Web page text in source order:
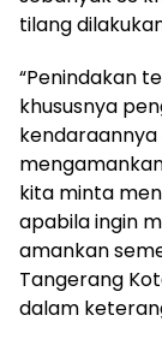
tilang
“Penindakan
khususnya
kita minta
apabila ingin
amankan
Tangerang
dalam